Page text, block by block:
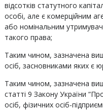
відсотків статутного
особі, але є комерційним
або номінальним
такого права;
Таким чином, зазначена
осіб, засновниками яких є
Таким чином, зазначена
статті 9 Закону України
осіб, фізичних осіб-